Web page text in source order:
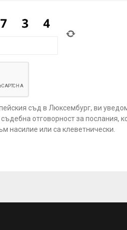
съд в Люксембург, ви
отговорност за послания,
насилие или са клеветнически.